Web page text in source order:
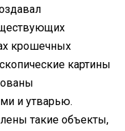
крошечных
картины
и утварью.
такие объекты,